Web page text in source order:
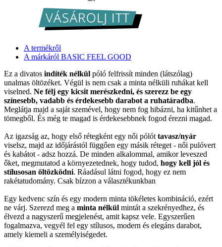
A termékről
A márkáról BASIC FEEL GOOD
Ez a divatos indíték nélkül póló felfrissít minden (látszólag)
unalmas öltözéket. Végül is nem csak a minta nélküli ruhákat kell
viselned. Ne félj egy kicsit merészkedni, és szerezz be egy
színesebb, vadabb és érdekesebb darabot a ruhatáradba.
Meglátja majd a saját szemével, hogy nem fog hibázni, ha kitűnhet a
tömegből. És még te magad is érdekesebbnek fogod érezni magad.
Az igazság az, hogy első rétegként egy női pólót tavasz/nyár
viselsz, majd az időjárástól függően egy másik réteget - női pulóvert
és kabátot - adsz hozzá. De minden alkalommal, amikor leveszed
őket, megmutatod a környezetednek, hogy tudod, hogy kell jól és
stílusosan öltözködni. Ráadásul látni fogod, hogy ez nem
rakétatudomány. Csak bízzon a választékunkban
Egy kedvenc szín és egy modern minta tökéletes kombináció, ezért
ne várj. Szerezd meg a minta nélkül mintát a szekrényedhez, és
élvezd a nagyszerű megjelenést, amit kapsz vele. Egyszerűen
fogalmazva, vegyél fel egy stílusos, modern és elegáns darabot,
amely kiemeli a személyiségedet.